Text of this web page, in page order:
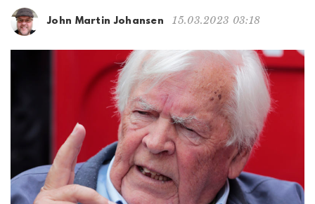
n
John Martin Johansen 15.03.2023 03:18